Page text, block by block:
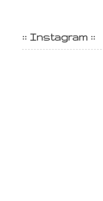
:: Instagram ::